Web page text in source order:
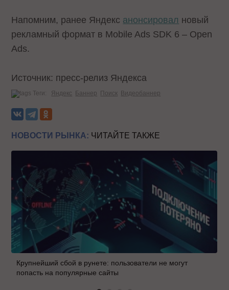
Напомним, ранее Яндекс анонсировал новый
рекламный формат в Mobile Ads SDK 6 – Open
Ads.
Источник: пресс-релиз Яндекса
Теги: Яндекс Баннер Поиск Видеобаннер
НОВОСТИ РЫНКА: ЧИТАЙТЕ ТАКЖЕ
Крупнейший сбой в рунете: пользователи не могут
попасть на популярные сайты